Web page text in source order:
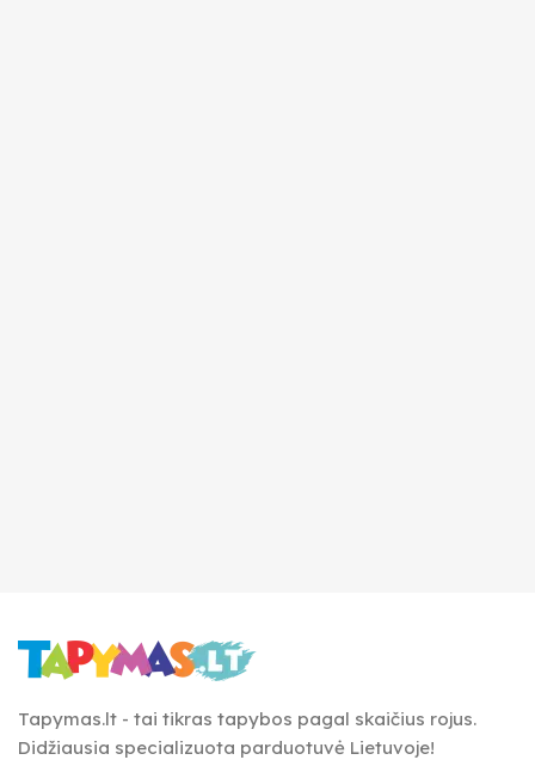
Tapymas.lt - tai tikras tapybos pagal skaičius rojus.
Didžiausia specializuota parduotuvė Lietuvoje!